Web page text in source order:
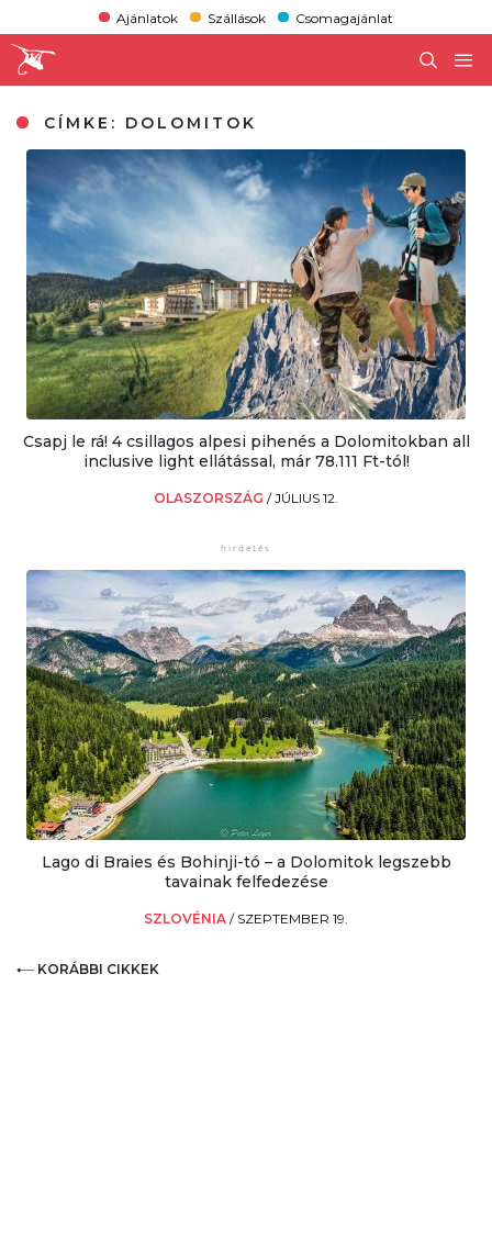
Ajánlatok Szállások Csomagajánlat
CÍMKE: DOLOMITOK
Csapj le rá! 4 csillagos alpesi pihenés a Dolomitokban all
inclusive light ellátással, már 78.111 Ft-tól!
OLASZORSZÁG /JÚLIUS 12.
Lago di Braies és Bohinji-tó – a Dolomitok legszebb
tavainak felfedezése
SZLOVÉNIA / SZEPTEMBER 19.
KORÁBBI CIKKEK